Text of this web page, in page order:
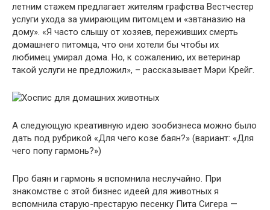
летним стажем предлагает жителям графства Вестчестер
услуги ухода за умирающим питомцем и «эвтаназию на
дому». «Я часто слышу от хозяев, переживших смерть
домашнего питомца, что они хотели бы чтобы их
любимец умирал дома. Но, к сожалению, их ветеринар
такой услуги не предложил», – рассказывает Мэри Крейг.
А следующую креативную идею зообизнеса можно было
дать под рубрикой «Для чего козе баян?» (вариант: «Для
чего попу гармонь?»)
Про баян и гармонь я вспомнила неслучайно. При
знакомстве с этой бизнес идеей для животных я
вспомнила старую-престарую песенку Пита Сигера —